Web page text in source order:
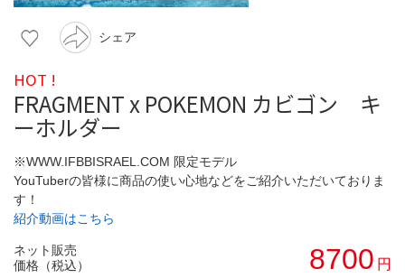
シェア
HOT !
FRAGMENT x POKEMON カビゴン キ
ーホルダー
※WWW.IFBBISRAEL.COM 限定モデル
YouTuberの皆様に商品の使い心地などをご紹介いただいておりま
す！
紹介動画はこちら
ネット販売
価格（税込）
8700 円